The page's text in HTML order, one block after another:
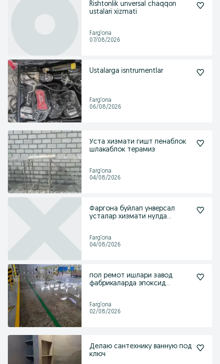
Rishtonlik unversal chaqqon
ustalari xizmati
Farg‘ona
07/08/2026
Ustalarga isntrumentlar
Farg‘ona
06/08/2026
Уста хизмати гишт пенаблок
шлакаблок терамиз
Farg‘ona
04/08/2026
Фаргона буйлап унверсал
усталар хизмати нулда
Farg‘ona
04/08/2026
пол ремот ишлари завод
фабрикаларда эпоксид
Farg‘ona
02/08/2026
Делаю сантехнику ванную под
ключ